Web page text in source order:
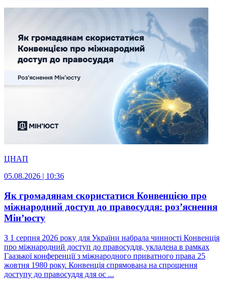
ЦНАП
05.08.2026 | 10:36
Як громадянам скористатися Конвенцією про
міжнародний доступ до правосуддя: роз’яснення
Мін’юсту
З 1 серпня 2026 року для України набрала чинності Конвенція
про міжнародний доступ до правосуддя, укладена в рамках
Гаазької конференції з міжнародного приватного права 25
жовтня 1980 року. Конвенція спрямована на спрощення
доступу до правосуддя для ос ...